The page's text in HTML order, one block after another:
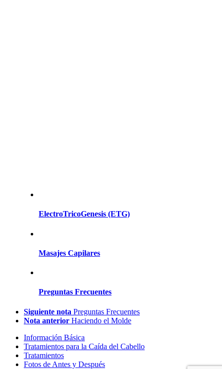
ElectroTricoGenesis (ETG)
Masajes Capilares
Preguntas Frecuentes
Siguiente nota Preguntas Frecuentes
Nota anterior Haciendo el Molde
Información Básica
Tratamientos para la Caída del Cabello
Tratamientos
Fotos de Antes y Después